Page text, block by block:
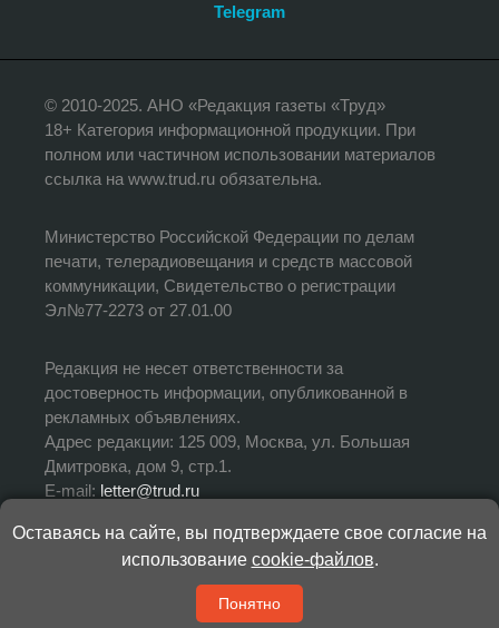
Telegram
© 2010-2025. АНО «Редакция газеты «Труд»
18+ Категория информационной продукции. При
полном или частичном использовании материалов
ссылка на www.trud.ru обязательна.
Министерство Российской Федерации по делам
печати, телерадиовещания и средств массовой
коммуникации, Свидетельство о регистрации
Эл№77-2273 от 27.01.00
Редакция не несет ответственности за
достоверность информации, опубликованной в
рекламных объявлениях.
Адрес редакции: 125 009, Москва, ул. Большая
Дмитровка, дом 9, стр.1.
E-mail: letter@trud.ru
УЧРЕДИТЕЛЬ: АНО «Редакция газеты «Труд»
ИЗДАТЕЛЬ: АНО «Редакция газеты «Труд»
ГЛАВНЫЙ РЕДАКТОР: Валерий Симонов
Оставаясь на сайте, вы подтверждаете свое согласие на
использование cookie-файлов.
Понятно